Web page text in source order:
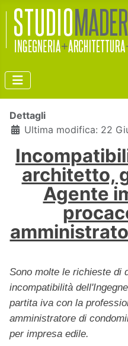
Dettagli
Ultima modifica: 22
architetto,
Agente
Sono molte le richieste di
incompatibilità
partita iva con la
amministratore di
per impresa edile.